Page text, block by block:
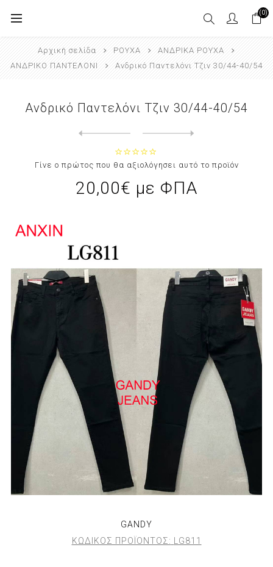
(0)
Αρχική σελίδα ΡΟΥΧΑ
ΑΝΔΡΙΚΑ ΡΟΥΧΑ
ΑΝΔΡΙΚΟ ΠΑΝΤΕΛΟΝΙ
Ανδρικό Παντελόνι Τζιν 30/44-40/54
Ανδρικό Παντελόνι Τζιν 30/44-40/54
Γίνε ο πρώτος που θα αξιολόγησει αυτό το προϊόν
20,00€ με ΦΠΑ
GANDY
ΚΩΔΙΚΟΣ ΠΡΟΪΟΝΤΟΣ:
LG811